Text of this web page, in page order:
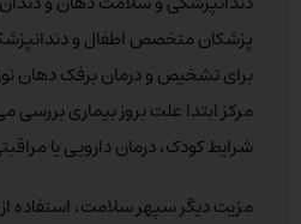
پزشکان متخصص اطفال و
برای تشخیص و درمان برفک دهان
مرکز ابتدا علت بروز بیماری
شرایط کودک، درمان دارویی یا
مزیت دیگر سپهر سلامت، استفاده